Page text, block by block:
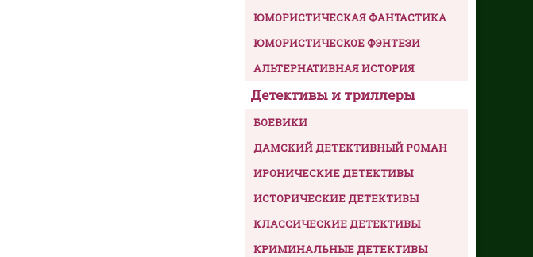
ЮМОРИСТИЧЕСКАЯ ФАНТАСТИКА
ЮМОРИСТИЧЕСКОЕ ФЭНТЕЗИ
АЛЬТЕРНАТИВНАЯ ИСТОРИЯ
Детективы и триллеры
БОЕВИКИ
ДАМСКИЙ ДЕТЕКТИВНЫЙ РОМАН
ИРОНИЧЕСКИЕ ДЕТЕКТИВЫ
ИСТОРИЧЕСКИЕ ДЕТЕКТИВЫ
КЛАССИЧЕСКИЕ ДЕТЕКТИВЫ
КРИМИНАЛЬНЫЕ ДЕТЕКТИВЫ